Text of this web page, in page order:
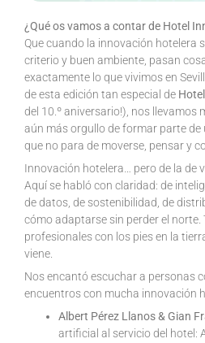
¿Qué os vamos a contar de Hotel
Que cuando la innovación hotelera
criterio y buen ambiente, pasan
exactamente lo que vivimos en
de esta edición tan especial de
del 10.º aniversario!), nos llevamos
aún más orgullo de formar parte de
que no para de moverse, pensar y
Innovación hotelera… pero de la de
Aquí se habló con claridad: de
de datos, de sostenibilidad, de
cómo adaptarse sin perder el norte.
profesionales con los pies en la
viene.
Nos encantó escuchar a personas
encuentros con mucha innovación
Albert Pérez Llanos & Gian
artificial al servicio del hotel: